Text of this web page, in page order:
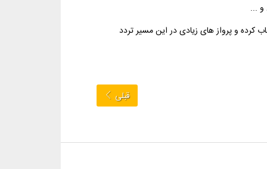
و ...
کرده و پرواز های زیادی در این مسیر تردد
قبلی